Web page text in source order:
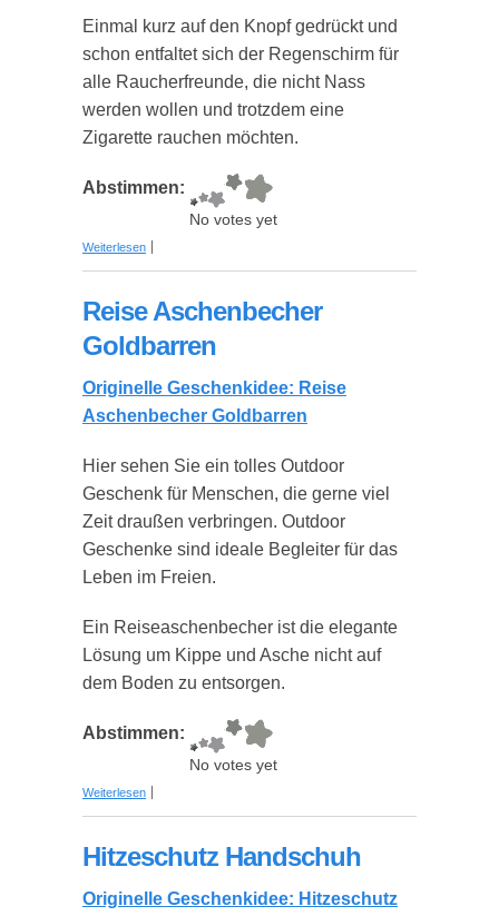
Einmal kurz auf den Knopf gedrückt und
schon entfaltet sich der Regenschirm für
alle Raucherfreunde, die nicht Nass
werden wollen und trotzdem eine
Zigarette rauchen möchten.
Abstimmen:
No votes yet
Weiterlesen über Der Regenschirm für den modernen
Reise Aschenbecher
Goldbarren
Originelle Geschenkidee: Reise
Aschenbecher Goldbarren
Hier sehen Sie ein tolles Outdoor
Geschenk für Menschen, die gerne viel
Zeit draußen verbringen. Outdoor
Geschenke sind ideale Begleiter für das
Leben im Freien.
Ein Reiseaschenbecher ist die elegante
Lösung um Kippe und Asche nicht auf
dem Boden zu entsorgen.
Abstimmen:
No votes yet
Weiterlesen über Reise Aschenbecher Goldbarren
Hitzeschutz Handschuh
Originelle Geschenkidee: Hitzeschutz